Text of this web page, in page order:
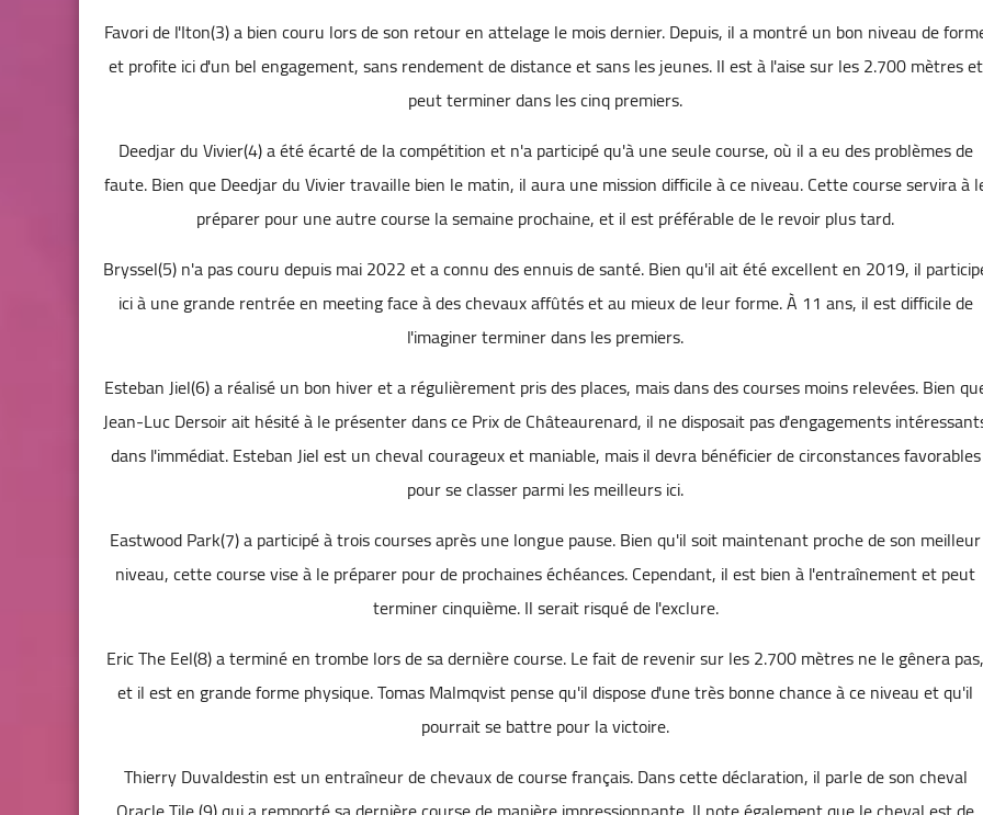
Favori de l'Iton(3) a bien couru lors de son retour en attelage le mois dernier. Depuis, il a montré un bon niveau de
et profite ici d'un bel engagement, sans rendement de distance et sans les jeunes. Il est à l'aise sur les 2.700 mètres et
peut terminer dans les cinq premiers.
Deedjar du Vivier(4) a été écarté de la compétition et n'a participé qu'à une seule course, où il a eu des problèmes de
faute. Bien que Deedjar du Vivier travaille bien le matin, il aura une mission difficile à ce niveau. Cette course servira à
préparer pour une autre course la semaine prochaine, et il est préférable de le revoir plus tard.
Bryssel(5) n'a pas couru depuis mai 2022 et a connu des ennuis de santé. Bien qu'il ait été excellent en 2019, il
ici à une grande rentrée en meeting face à des chevaux affûtés et au mieux de leur forme. À 11 ans, il est difficile de
l'imaginer terminer dans les premiers.
Esteban Jiel(6) a réalisé un bon hiver et a régulièrement pris des places, mais dans des courses moins relevées. Bien
Jean-Luc Dersoir ait hésité à le présenter dans ce Prix de Châteaurenard, il ne disposait pas d'engagements
dans l'immédiat. Esteban Jiel est un cheval courageux et maniable, mais il devra bénéficier de circonstances favorables
pour se classer parmi les meilleurs ici.
Eastwood Park(7) a participé à trois courses après une longue pause. Bien qu'il soit maintenant proche de son meilleur
niveau, cette course vise à le préparer pour de prochaines échéances. Cependant, il est bien à l'entraînement et peut
terminer cinquième. Il serait risqué de l'exclure.
Eric The Eel(8) a terminé en trombe lors de sa dernière course. Le fait de revenir sur les 2.700 mètres ne le gênera pas,
et il est en grande forme physique. Tomas Malmqvist pense qu'il dispose d'une très bonne chance à ce niveau et qu'il
pourrait se battre pour la victoire.
Thierry Duvaldestin est un entraîneur de chevaux de course français. Dans cette déclaration, il parle de son cheval